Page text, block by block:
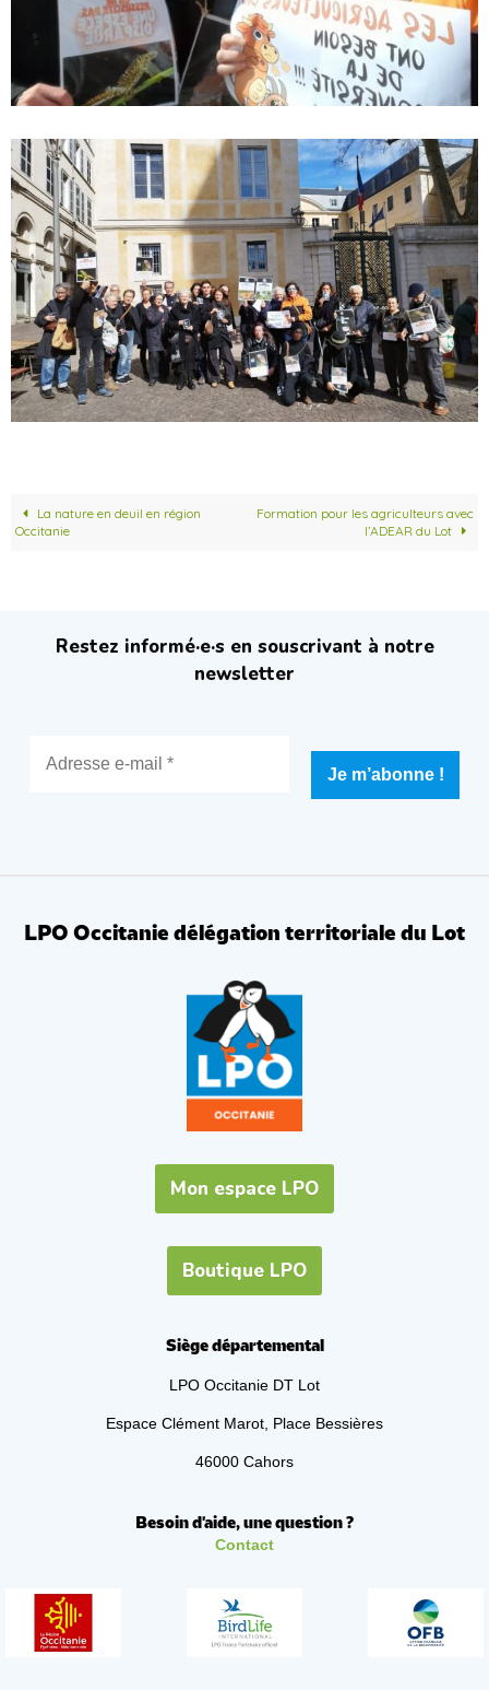
La nature en deuil en région
Occitanie
Formation pour les agriculteurs avec
l’ADEAR du Lot
Restez informé·e·s en souscrivant à notre
newsletter
LPO Occitanie délégation territoriale du Lot
Mon espace LPO
Boutique LPO
Siège départemental
LPO Occitanie DT Lot
Espace Clément Marot, Place Bessières
46000 Cahors
Besoin d'aide, une question ?
Contact